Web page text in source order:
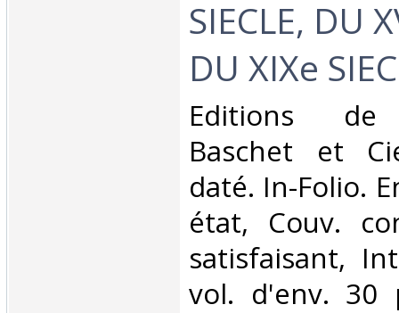
SIECLE, DU
DU XIXe
‎Editions de
Baschet et
daté. In-Folio.
état, Couv.
satisfaisant,
vol. d'env. 30